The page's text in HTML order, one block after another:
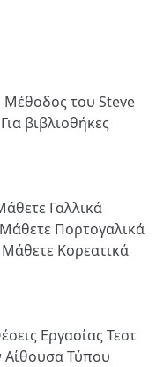
Μέθοδος του Steve
Για βιβλιοθήκες
Γαλλικά
Μάθετε Πορτογαλικά
Μάθετε Κορεατικά
ΕργασίαςΤεστ
Αίθουσα Τύπου